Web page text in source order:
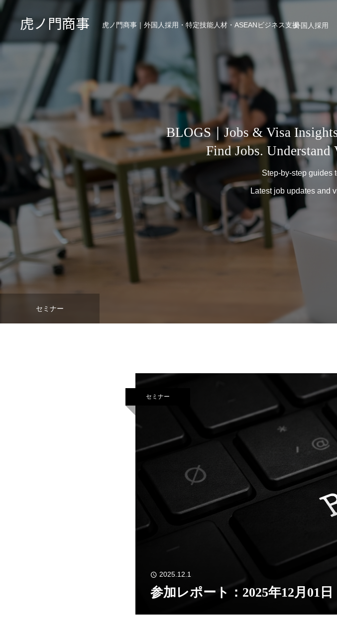
虎ノ門商事 虎ノ門商事｜外国人採用・特定技能人材・ASEANビジネス支援外国人採用
BLOGS｜Jobs & Visa
Find Jobs. Understand
Step-by-step guides
Latest job updates and
セミナー
セミナー
2025.12.1
参加レポート：2025年12月01